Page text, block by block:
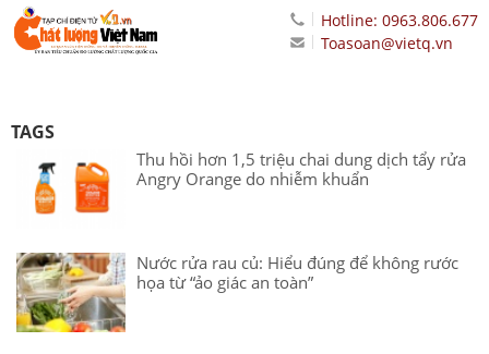
Hotline: 0963.806.677
Toasoan@vietq.vn
TAGS
Thu hồi hơn 1,5 triệu chai dung dịch tẩy rửa
Angry Orange do nhiễm khuẩn
Nước rửa rau củ: Hiểu đúng để không rước
họa từ “ảo giác an toàn”